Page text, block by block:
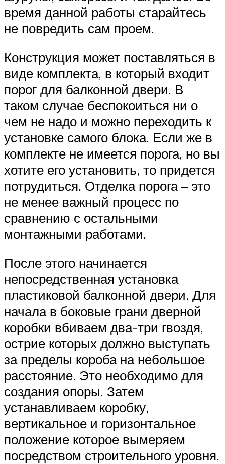
время данной работы старайтесь
не повредить сам проем.
Конструкция может поставляться в
виде комплекта, в который входит
порог для балконной двери. В
таком случае беспокоиться ни о
чем не надо и можно переходить к
установке самого блока. Если же в
комплекте не имеется порога, но вы
хотите его установить, то придется
потрудиться. Отделка порога – это
не менее важный процесс по
сравнению с остальными
монтажными работами.
После этого начинается
непосредственная установка
пластиковой балконной двери. Для
начала в боковые грани дверной
коробки вбиваем два-три гвоздя,
острие которых должно выступать
за пределы короба на небольшое
расстояние. Это необходимо для
создания опоры. Затем
устанавливаем коробку,
вертикальное и горизонтальное
положение которое вымеряем
посредством строительного уровня.